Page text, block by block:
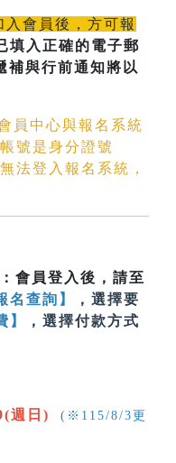
會員後，方可報
填入正確的電子郵
補與行前通知將以
員中心與報名系統
號是身分證號
法登入報名系統，
：會員登入後，請至
名查詢】
，選擇要
】
，選擇付款方式
週日)
(※115/8/3更